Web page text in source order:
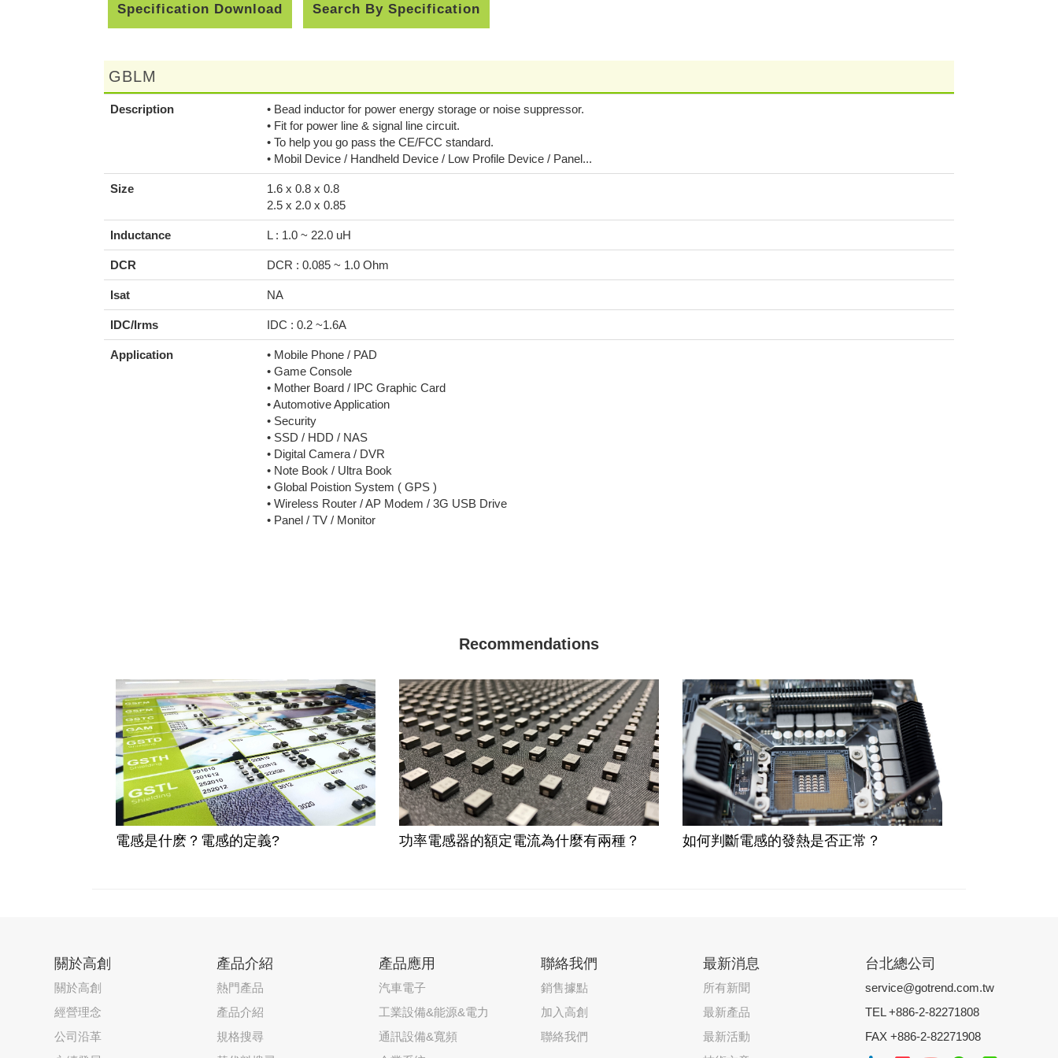
Specification Download Search By Specification
GBLM
Description
• Bead inductor for power energy storage or noise suppressor.
• Fit for power line & signal line circuit.
• To help you go pass the CE/FCC standard.
• Mobil Device / Handheld Device / Low Profile Device / Panel...
Size
1.6 x 0.8 x 0.8
2.5 x 2.0 x 0.85
Inductance L : 1.0 ~ 22.0 uH
DCR DCR : 0.085 ~ 1.0 Ohm
Isat NA
IDC/Irms IDC : 0.2 ~1.6A
Application
• Mobile Phone / PAD
• Game Console
• Mother Board / IPC Graphic Card
• Automotive Application
• Security
• SSD / HDD / NAS
• Digital Camera / DVR
• Note Book / Ultra Book
• Global Poistion System ( GPS )
• Wireless Router / AP Modem / 3G USB Drive
• Panel / TV / Monitor
Recommendations
電感是什麽？電感的定義? 功率電感器的額定電流為什麼有兩種？ 如何判斷電感的發熱是否正常？​
關於高創
關於高創
經營理念
公司沿革
產品介紹
熱門產品
產品介紹
規格搜尋
產品應用
汽車電子
工業設備&能源&電力
通訊設備&寬頻
聯絡我們
銷售據點
加入高創
聯絡我們
最新消息
所有新聞
最新產品
最新活動
台北總公司
service@gotrend.com.tw
TEL +886-2-82271808
FAX +886-2-82271908